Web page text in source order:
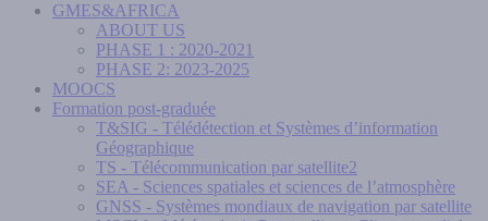
GMES&AFRICA
ABOUT US
PHASE 1 : 2020-2021
PHASE 2: 2023-2025
MOOCS
Formation post-graduée
T&SIG - Télédétection et Systèmes d’information
Géographique
TS - Télécommunication par satellite2
SEA - Sciences spatiales et sciences de l’atmosphère
GNSS - Systèmes mondiaux de navigation par satellite